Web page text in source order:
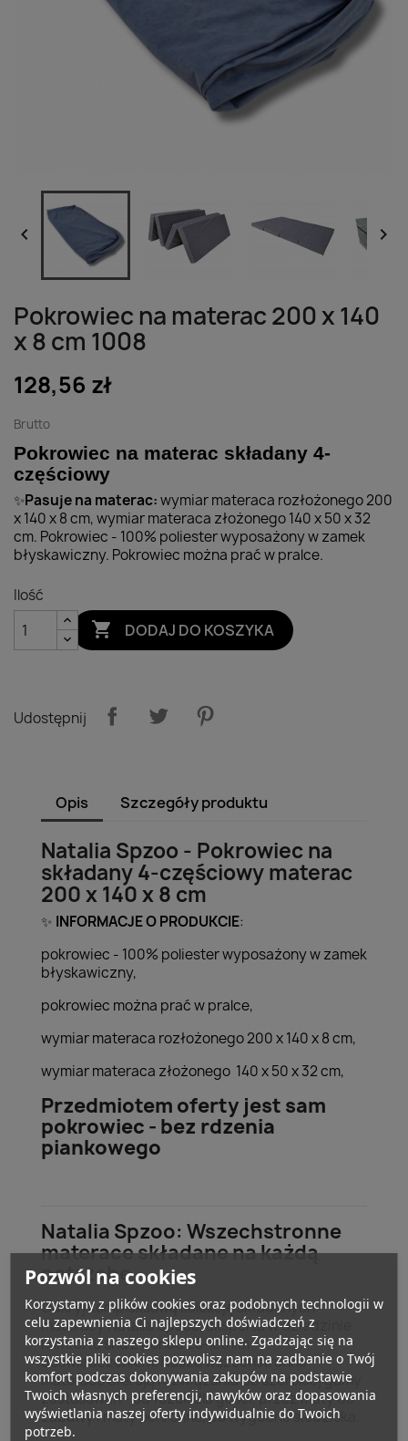
 
Pokrowiec na materac 200 x 140
x 8 cm 1008
128,56 zł
Brutto
Pokrowiec na materac składany 4-
częściowy
✨Pasuje na materac:wymiar materaca rozłożonego 200
x 140 x 8 cm, wymiar materaca złożonego 140 x 50 x 32
cm. Pokrowiec - 100% poliester wyposażony w zamek
błyskawiczny. Pokrowiec można prać w pralce.
Ilość
 DODAJ DO KOSZYKA
Udostępnij
Opis Szczegóły produktu
Natalia Spzoo - Pokrowiec na
składany 4-częściowy materac
200 x 140 x 8 cm
✨ INFORMACJE O PRODUKCIE:
pokrowiec - 100% poliester wyposażony w zamek
błyskawiczny,
pokrowiec można prać w pralce,
wymiar materaca rozłożonego 200 x 140 x 8 cm,
wymiar materaca złożonego 140 x 50 x 32 cm,
Przedmiotem oferty jest sam
pokrowiec - bez rdzenia
piankowego
Natalia Spzoo: Wszechstronne
materace składane na każdą
potrzebę
Odkryj kompleksową kolekcję składanych
materacy Natalia Spzoo, eksperta w dziedzinie
komfortu snu z ponad 25-letnim
doświadczeniem. Nasze wszechstronne
materace oferują rozwiązania do szerokiej gamy
zastosowań - od łóżek dla gości, przez maty do
zabawy i maty ochronne, po wygodne siedziska.
Pozwól na cookies
Korzystamy z plików cookies oraz podobnych technologii w
celu zapewnienia Ci najlepszych doświadczeń z
korzystania z naszego sklepu online. Zgadzając się na
wszystkie pliki cookies pozwolisz nam na zadbanie o Twój
komfort podczas dokonywania zakupów na podstawie
Twoich własnych preferencji, nawyków oraz dopasowania
wyświetlania naszej oferty indywidualnie do Twoich
potrzeb.